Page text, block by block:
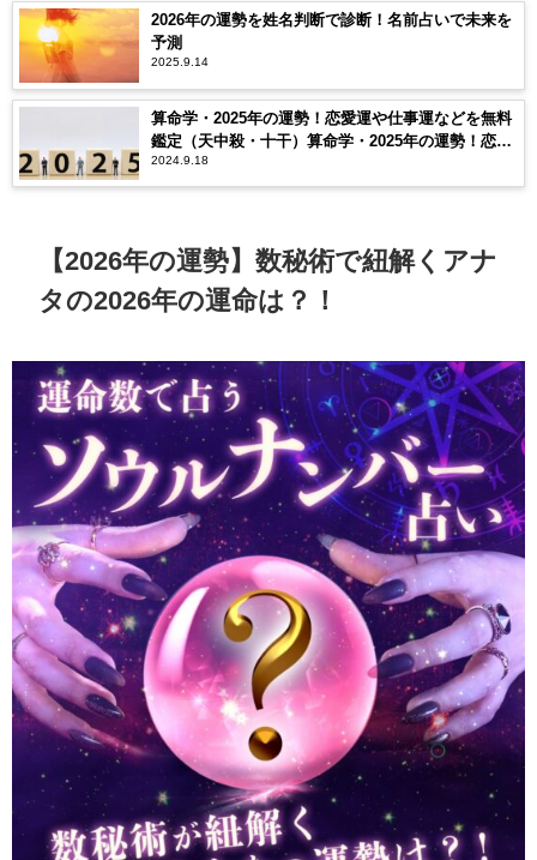
2026年の運勢を姓名判断で診断！名前占いで未来を
予測
2025.9.14
算命学・2025年の運勢！恋愛運や仕事運などを無料
鑑定（天中殺・十干）算命学・2025年の運勢！恋愛
運や仕事運などを無料鑑定（天中殺・十干）
2024.9.18
【2026年の運勢】数秘術で紐解くアナ
タの2026年の運命は？！